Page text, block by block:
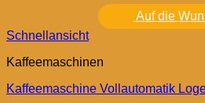
Auf die
Schnellansicht
Kaffeemaschinen
Kaffeemaschine Vollautomatik